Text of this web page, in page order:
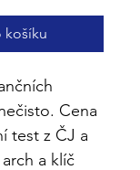
košíku
Cena
test z ČJ a
a klíč